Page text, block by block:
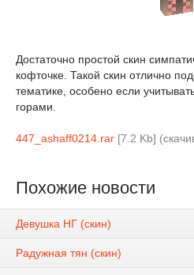
Достаточно простой скин
кофточке. Такой скин отлично
тематике, особено если
горами.
447_ashaff0214.rar [7.2 Kb]
Похожие новости
Девушка НГ (скин)
Радужная тян (скин)